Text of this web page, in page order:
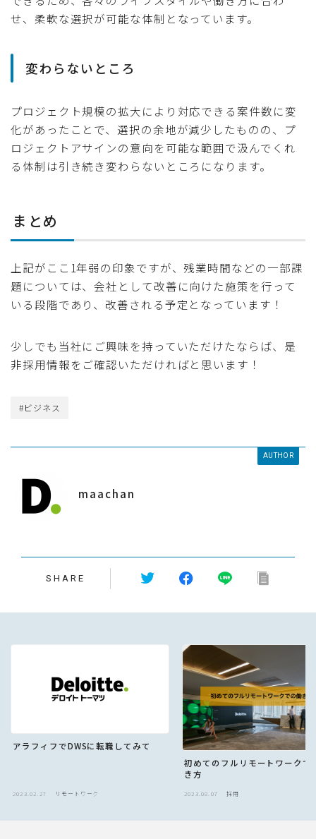
せ、柔軟な選択が可能な体制となっています。
変わらないところ
プロジェクト規模の拡大により対応できる案件数に変
化があったことで、選択の余地が減少したものの、プ
ロジェクトアサインの意向を可能な範囲で汲んでくれ
る体制は引き続き変わらないところになります。
まとめ
上記がここ1年弱の印象ですが、残業時間などの一部課
題については、会社として改善に向けた施策を行って
いる段階であり、改善される予定となっています！
少しでも当社にご興味を持っていただけたならば、是
非採用情報をご確認いただければと思います！
#ビジネス
AUTHOR
maachan
SHARE
アラフィフでDWSに転職してみて
2023.02.27 リモートワーク
初めてのフルリモートワークで
き方
2023.08.07 採用